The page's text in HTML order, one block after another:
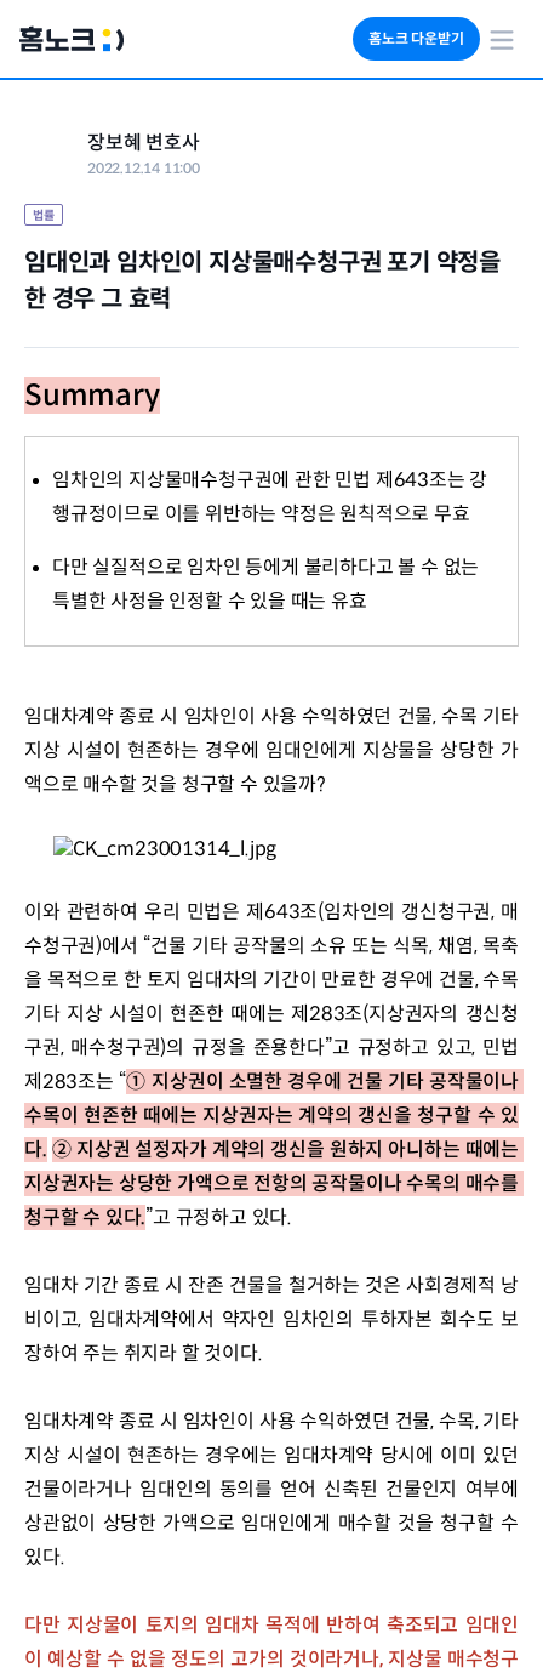
홈노크 다운받기
장보혜 변호사
2022.12.14 11:00
법률
임대인과 임차인이 지상물매수청구권 포기 약정을
한 경우 그 효력
Summary
임차인의 지상물매수청구권에 관한 민법 제643조는 강
행규정이므로 이를 위반하는 약정은 원칙적으로 무효
다만 실질적으로 임차인 등에게 불리하다고 볼 수 없는
특별한 사정을 인정할 수 있을 때는 유효
임대차계약 종료 시 임차인이 사용 수익하였던 건물, 수목 기타
지상 시설이 현존하는 경우에 임대인에게 지상물을 상당한 가
액으로 매수할 것을 청구할 수 있을까?
이와 관련하여 우리 민법은 제643조(임차인의 갱신청구권, 매
수청구권)에서 “건물 기타 공작물의 소유 또는 식목, 채염, 목축
을 목적으로 한 토지 임대차의 기간이 만료한 경우에 건물, 수목
기타 지상 시설이 현존한 때에는 제283조(지상권자의 갱신청
구권, 매수청구권)의 규정을 준용한다”고 규정하고 있고, 민법
제283조는 “① 지상권이 소멸한 경우에 건물 기타 공작물이나
수목이 현존한 때에는 지상권자는 계약의 갱신을 청구할 수 있
다. ② 지상권 설정자가 계약의 갱신을 원하지 아니하는 때에는
지상권자는 상당한 가액으로 전항의 공작물이나 수목의 매수를
청구할 수 있다.”고 규정하고 있다.
임대차 기간 종료 시 잔존 건물을 철거하는 것은 사회경제적 낭
비이고, 임대차계약에서 약자인 임차인의 투하자본 회수도 보
장하여 주는 취지라 할 것이다.
임대차계약 종료 시 임차인이 사용 수익하였던 건물, 수목, 기타
지상 시설이 현존하는 경우에는 임대차계약 당시에 이미 있던
건물이라거나 임대인의 동의를 얻어 신축된 건물인지 여부에
상관없이 상당한 가액으로 임대인에게 매수할 것을 청구할 수
있다.
다만 지상물이 토지의 임대차 목적에 반하여 축조되고 임대인
이 예상할 수 없을 정도의 고가의 것이라거나, 지상물 매수청구